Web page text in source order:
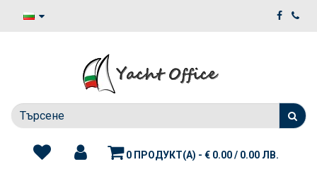
0 ПРОДУКТ(А) - € 0.00 / 0.00 ЛВ.